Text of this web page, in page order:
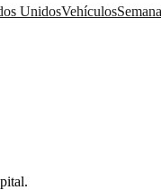
UnidosVehículos